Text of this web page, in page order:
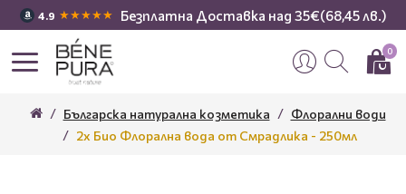
4.9 ★★★★★ Безплатна Доставка над 35€(68,45 лв.)
0
Българска натурална козметика
Флорални води
2x Био Флорална вода от Смрадлика - 250мл